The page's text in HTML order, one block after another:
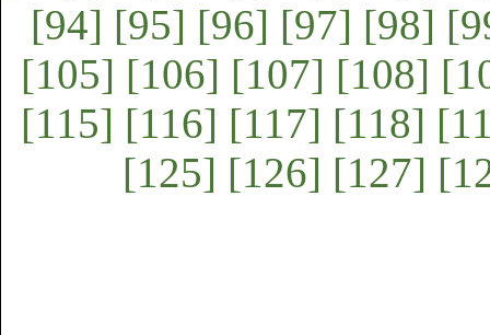
[94] [95] [96] [97] [98]
[105] [106] [107] [108]
[115] [116] [117] [118]
[125] [126] [127]